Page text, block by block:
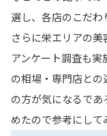
選し、各店のこだわ
さらに栄エリアの美
アンケート調査も
の相場・専門店との
の方が気になるで
めたので参考にして